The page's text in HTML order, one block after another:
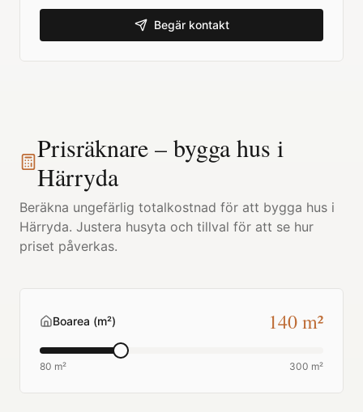
Begär kontakt
Prisräknare – bygga hus i
Härryda
Beräkna ungefärlig totalkostnad för att bygga hus i
Härryda. Justera husyta och tillval för att se hur
priset påverkas.
Boarea (m²) 140m²
80 m² 300 m²